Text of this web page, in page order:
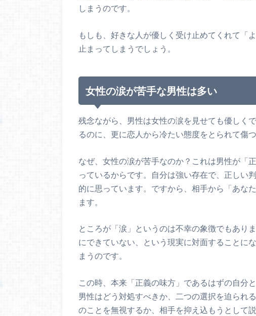
しまうのです。
もしも、好きな人が優しく受け止めてくれて「
止まってしまうでしょう。
女性の涙が苦手な男性は多い
残念ながら、男性は女性の涙を見せても優しく
るのに、更に恋人から冷たい態度をとられて傷
なぜ、女性の涙が苦手なのか？これは男性が「
っているからです。自分は強い存在で、正しい
的に思っています。ですから、相手から「あな
ます。
ところが「涙」というのは不幸の象徴でもあり
にできていない、という現実に対面することに
まうのです。
この時、本来「正義の味方」であるはずの自分
男性はどう対処すべきか、二つの選択を迫られ
のことを無視するか、相手を抑え込もうとして